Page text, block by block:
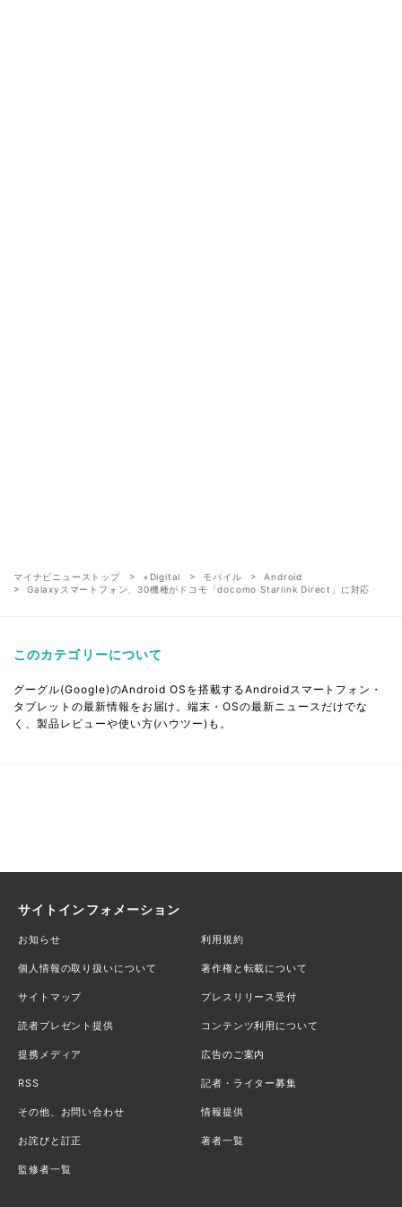
マイナビニューストップ +Digital モバイル
Android
Galaxyスマートフォン、30機種がドコモ「docomo Starlink Direct」に対応
このカテゴリーについて
グーグル(Google)のAndroid OSを搭載するAndroidスマートフォン・
タブレットの最新情報をお届け。端末・OSの最新ニュースだけでな
く、製品レビューや使い方(ハウツー)も。
サイトインフォメーション
お知らせ 利用規約
個人情報の取り扱いについて 著作権と転載について
サイトマップ プレスリリース受付
読者プレゼント提供 コンテンツ利用について
提携メディア 広告のご案内
RSS 記者・ライター募集
その他、お問い合わせ 情報提供
お詫びと訂正 著者一覧
監修者一覧